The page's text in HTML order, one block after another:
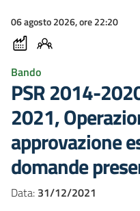
06 agosto 2026, ore 22:20
Bando
PSR 2014-
2021,
approvazione
domande
Data: 31/12/2021